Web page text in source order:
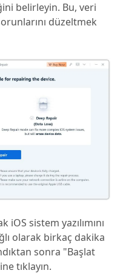
belirleyin. Bu, veri
düzeltmek
sistem yazılımını
olarak birkaç dakika
sonra "Başlat
tıklayın.